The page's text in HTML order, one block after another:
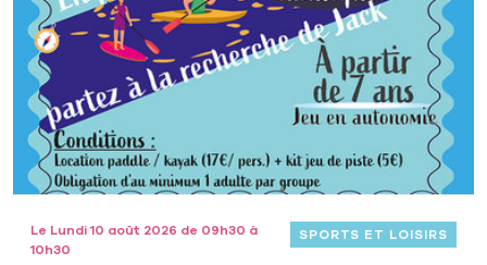
Le Lundi 10 août 2026 de 09h30 à
10h30
SPORTS ET LOISIRS